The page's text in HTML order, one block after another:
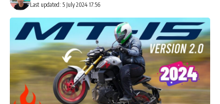
Last updated: 5 July 2024 17:56